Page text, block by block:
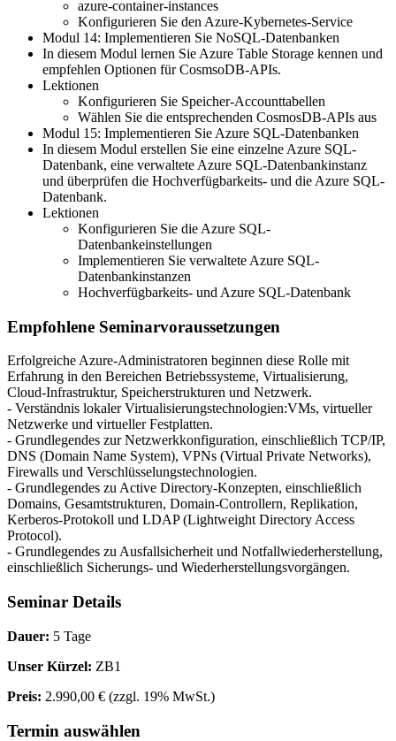
azure-container-instances
Konfigurieren Sie den Azure-Kybernetes-Service
Modul 14: Implementieren Sie NoSQL-Datenbanken
In diesem Modul lernen Sie Azure Table Storage kennen und
empfehlen Optionen für CosmsoDB-APIs.
Lektionen
Konfigurieren Sie Speicher-Accounttabellen
Wählen Sie die entsprechenden CosmosDB-APIs aus
Modul 15: Implementieren Sie Azure SQL-Datenbanken
In diesem Modul erstellen Sie eine einzelne Azure SQL-
Datenbank, eine verwaltete Azure SQL-Datenbankinstanz
und überprüfen die Hochverfügbarkeits- und die Azure SQL-
Datenbank.
Lektionen
Konfigurieren Sie die Azure SQL-
Datenbankeinstellungen
Implementieren Sie verwaltete Azure SQL-
Datenbankinstanzen
Hochverfügbarkeits- und Azure SQL-Datenbank
Empfohlene Seminarvoraussetzungen
Erfolgreiche Azure-Administratoren beginnen diese Rolle mit
Erfahrung in den Bereichen Betriebssysteme, Virtualisierung,
Cloud-Infrastruktur, Speicherstrukturen und Netzwerk.
- Verständnis lokaler Virtualisierungstechnologien:VMs, virtueller
Netzwerke und virtueller Festplatten.
- Grundlegendes zur Netzwerkkonfiguration, einschließlich TCP/IP,
DNS (Domain Name System), VPNs (Virtual Private Networks),
Firewalls und Verschlüsselungstechnologien.
- Grundlegendes zu Active Directory-Konzepten, einschließlich
Domains, Gesamtstrukturen, Domain-Controllern, Replikation,
Kerberos-Protokoll und LDAP (Lightweight Directory Access
Protocol).
- Grundlegendes zu Ausfallsicherheit und Notfallwiederherstellung,
einschließlich Sicherungs- und Wiederherstellungsvorgängen.
Seminar Details
Dauer: 5 Tage
Unser Kürzel: ZB1
Preis: 2.990,00 € (zzgl. 19% MwSt.)
Termin auswählen